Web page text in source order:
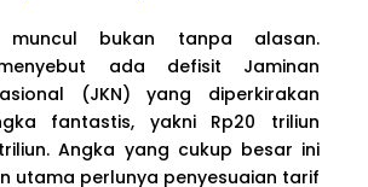
bukan tanpa alasan.
ada defisit Jaminan
(JKN) yang diperkirakan
fantastis, yakni Rp20 triliun
Angka yang cukup besar ini
utama perlunya penyesuaian tarif